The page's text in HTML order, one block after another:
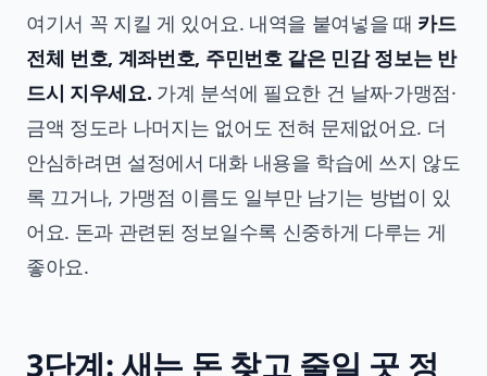
여기서 꼭 지킬 게 있어요. 내역을 붙여넣을 때 카드
전체 번호, 계좌번호, 주민번호 같은 민감 정보는 반
드시 지우세요. 가계 분석에 필요한 건 날짜·가맹점·
금액 정도라 나머지는 없어도 전혀 문제없어요. 더
안심하려면 설정에서 대화 내용을 학습에 쓰지 않도
록 끄거나, 가맹점 이름도 일부만 남기는 방법이 있
어요. 돈과 관련된 정보일수록 신중하게 다루는 게
좋아요.
3단계: 새는 돈 찾고 줄일 곳 정